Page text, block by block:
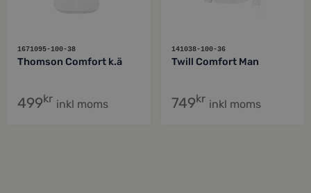
1671095-100-38
Thomson Comfort k.ä
499kr inkl moms
141038-100-36
Twill Comfort Man
749kr inkl moms